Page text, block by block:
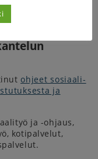
ohjeet sosiaali-
ja
ja -ohjaus,
kotipalvelut,